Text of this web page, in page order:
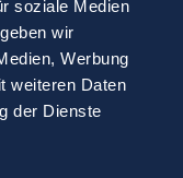
soziale Medien
wir
Werbung
weiteren Daten
der Dienste